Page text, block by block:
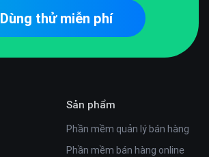
Dùng thử miễn phí
Sản phẩm
Phần mềm quản lý bán hàng
Phần mềm bán hàng online